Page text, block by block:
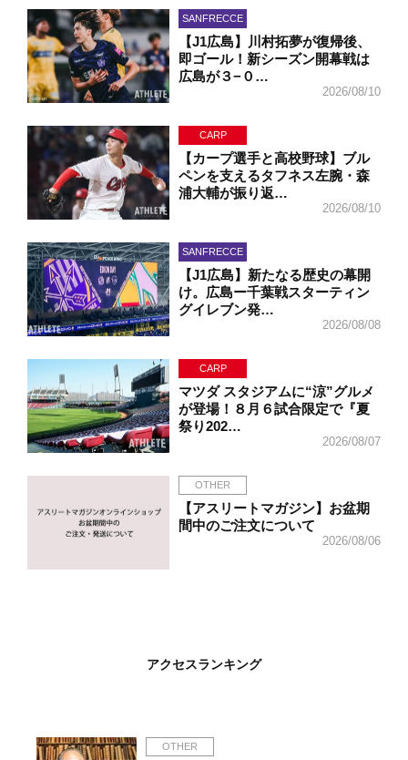
SANFRECCE
【J1広島】川村拓夢が復帰後、
即ゴール！新シーズン開幕戦は
広島が３−０…
2026/08/10
CARP
【カープ選手と高校野球】ブル
ペンを支えるタフネス左腕・森
浦大輔が振り返…
2026/08/10
SANFRECCE
【J1広島】新たなる歴史の幕開
け。広島ー千葉戦スターティン
グイレブン発…
2026/08/08
CARP
マツダ スタジアムに“涼”グルメ
が登場！８月６試合限定で『夏
祭り202…
2026/08/07
OTHER
【アスリートマガジン】お盆期
間中のご注文について
2026/08/06
アクセスランキング
OTHER